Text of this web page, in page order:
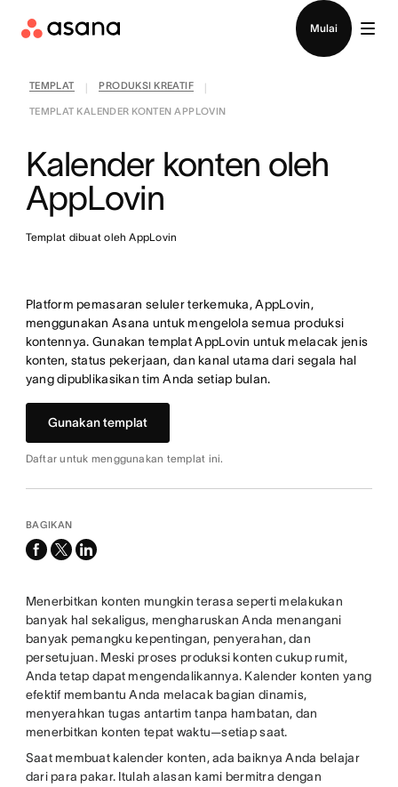
Mulai
TEMPLAT PRODUKSI KREATIF
TEMPLAT KALENDER KONTEN APPLOVIN
Kalender konten oleh
AppLovin
Templat dibuat oleh AppLovin
Platform pemasaran seluler terkemuka, AppLovin,
menggunakan Asana untuk mengelola semua produksi
kontennya. Gunakan templat AppLovin untuk melacak jenis
konten, status pekerjaan, dan kanal utama dari segala hal
yang dipublikasikan tim Anda setiap bulan.
Gunakan templat
Daftar untuk menggunakan templat ini.
BAGIKAN
facebook
x-
linkedin
Menerbitkan konten mungkin terasa seperti melakukan
banyak hal sekaligus, mengharuskan Anda menangani
banyak pemangku kepentingan, penyerahan, dan
persetujuan. Meski proses produksi konten cukup rumit,
Anda tetap dapat mengendalikannya. Kalender konten yang
efektif membantu Anda melacak bagian dinamis,
menyerahkan tugas antartim tanpa hambatan, dan
menerbitkan konten tepat waktu—setiap saat.
Saat membuat kalender konten, ada baiknya Anda belajar
dari para pakar. Itulah alasan kami bermitra dengan